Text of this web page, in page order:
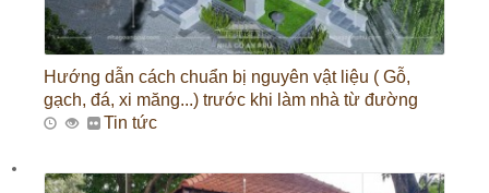
Hướng dẫn cách chuẩn bị nguyên vật liệu ( Gỗ,
gạch, đá, xi măng...) trước khi làm nhà từ đường
Tin tức